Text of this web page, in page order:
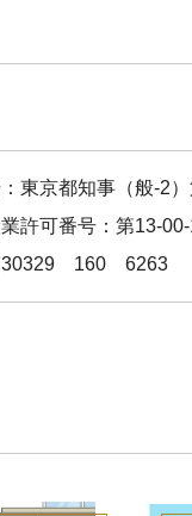
東京都知事（般-2
許可番号：第13-
30329 160 6263